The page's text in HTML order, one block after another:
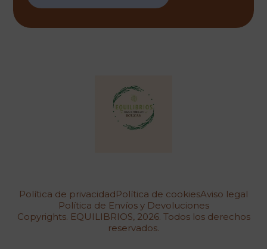
Copyrights. EQUILIBRIOS, 2026. Todos los derechos
reservados.
Política de privacidadPolítica de cookiesAviso legal
Política de Envíos y Devoluciones